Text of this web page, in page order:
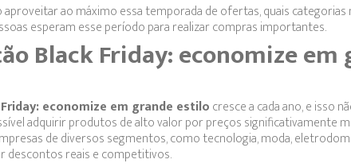
ao máximo essa temporada de ofertas, quais categorias
esperam esse período para realizar compras importantes.
Black Friday: economize
economize em grande estilocresce a cada ano, e isso
adquirir produtos de alto valor por preços significativamente
de diversos segmentos, como tecnologia, moda,
descontos reais e competitivos.